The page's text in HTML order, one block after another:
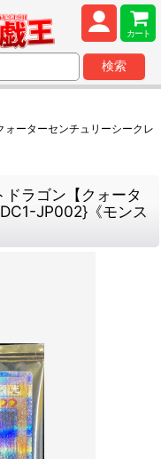
カート
検索
ォーターセンチュリーシークレ
ドラゴン【クォータ
JP002}《モンス